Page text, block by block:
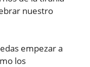
nuestro
empezar a
los